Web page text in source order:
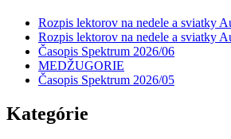
Rozpis lektorov na nedele a sviatky
Rozpis lektorov na nedele a sviatky
Časopis Spektrum 2026/06
MEDŽUGORIE
Časopis Spektrum 2026/05
Kategórie